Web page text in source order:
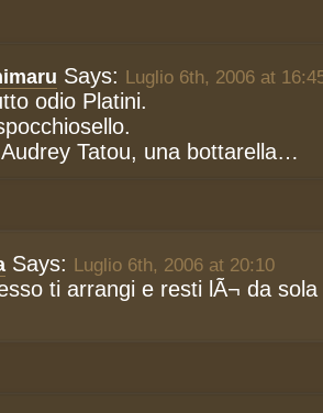
Says: Luglio 6th, 2006 at
odio Platini.
Audrey Tatou, una bottarella…
Says: Luglio 6th, 2006 at 20:10
ti arrangi e resti lÃ¬ da